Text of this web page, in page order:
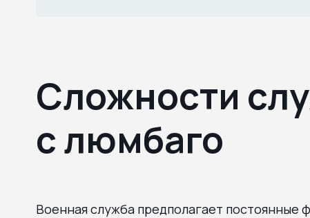
Сложности
с люмбаго
Военная служба предполагает постоянные